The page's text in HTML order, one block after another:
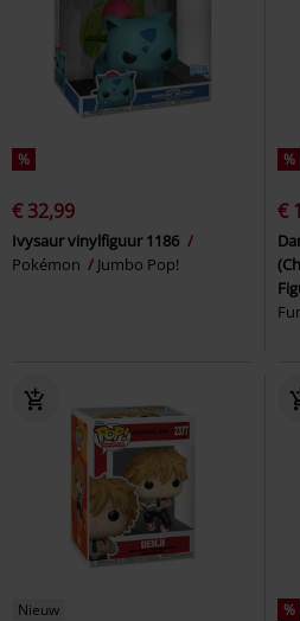
%
€ 32,99
Ivysaur vinylfiguur 1186
Pokémon
Jumbo Pop!
%
€
Nieuw %